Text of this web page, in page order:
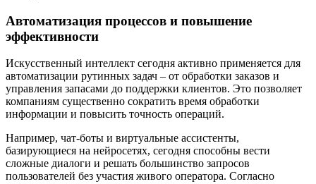
Автоматизация процессов и повышение
эффективности
Искусственный интеллект сегодня активно применяется для
автоматизации рутинных задач – от обработки заказов и
управления запасами до поддержки клиентов. Это позволяет
компаниям существенно сократить время обработки
информации и повысить точность операций.
Например, чат-боты и виртуальные ассистенты,
базирующиеся на нейросетях, сегодня способны вести
сложные диалоги и решать большинство запросов
пользователей без участия живого оператора. Согласно